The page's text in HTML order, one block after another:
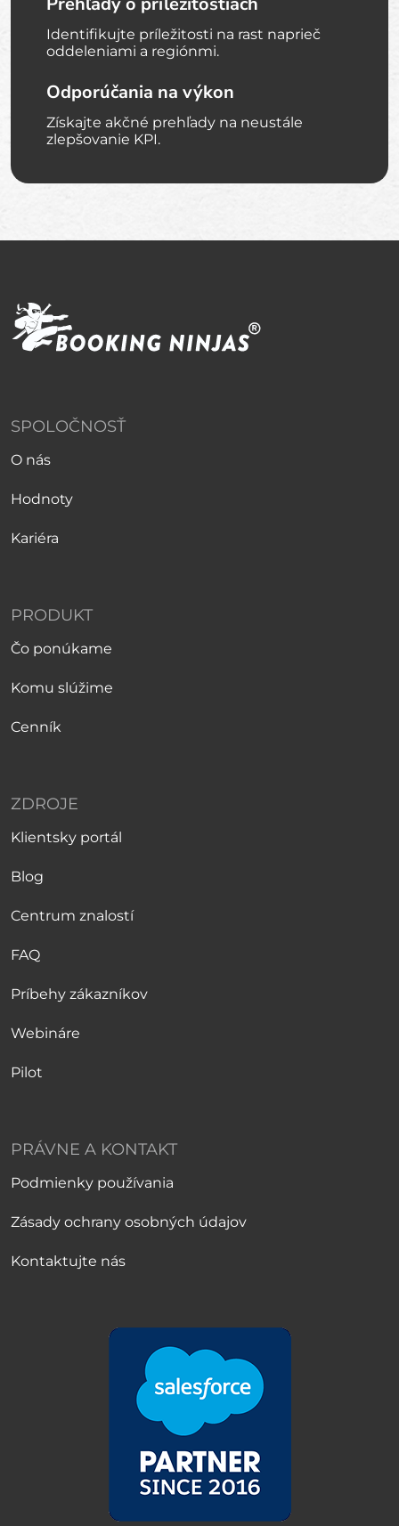
Identifikujte príležitosti na rast naprieč
oddeleniami a regiónmi.
Odporúčania na výkon
Získajte akčné prehľady na neustále
zlepšovanie KPI.
SPOLOČNOSŤ
O nás
Hodnoty
Kariéra
PRODUKT
Čo ponúkame
Komu slúžime
Cenník
ZDROJE
Klientsky portál
Blog
Centrum znalostí
FAQ
Príbehy zákazníkov
Webináre
Pilot
PRÁVNE A KONTAKT
Podmienky používania
Zásady ochrany osobných údajov
Kontaktujte nás